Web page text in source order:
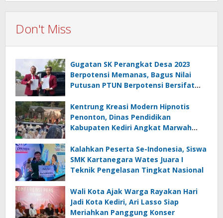
Don't Miss
Gugatan SK Perangkat Desa 2023
Berpotensi Memanas, Bagus Nilai
Putusan PTUN Berpotensi Bersifat
Kentrung Kreasi Modern Hipnotis
Penonton, Dinas Pendidikan
Kabupaten Kediri Angkat Marwah
Kalahkan Peserta Se-Indonesia, Siswa
SMK Kartanegara Wates Juara I
Teknik Pengelasan Tingkat Nasional
Wali Kota Ajak Warga Rayakan Hari
Jadi Kota Kediri, Ari Lasso Siap
Meriahkan Panggung Konser